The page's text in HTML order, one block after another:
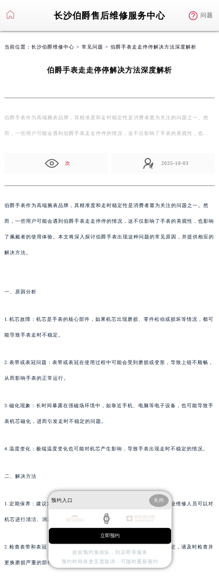
长沙伯爵售后维修服务中心 问题
当前位置： 长沙伯爵维修中心 > 常见问题 > 伯爵手表走走停停解决方法深度解析
伯爵手表走走停停解决方法深度解析
伯爵手表作为高端腕表品牌，其精准度和走时稳定性是消费者最为关注的问题之一。然
而，一些用户可能会遇到伯爵手表走走停停的情况，这不仅影响了手表的美观性，也…
次 2025-10-03
伯爵手表作为高端腕表品牌，其精准度和走时稳定性是消费者最为关注的问题之一。然
而，一些用户可能会遇到伯爵手表走走停停的情况，这不仅影响了手表的美观性，也影响
了佩戴者的使用体验。本文将深入探讨伯爵手表出现这种问题的常见原因，并提供相应的
解决方法。
一、原因分析
1.机芯故障：机芯是手表的核心部件，如果机芯出现磨损、零件松动或损坏等情况，都可
能导致手表走时不稳定。
2.表带或表冠问题：表带或表冠在使用过程中可能会受到磨损或变形，导致上链不顺畅，
从而影响手表的正常运行。
3.磁化现象：长时间暴露在强磁场环境中，如靠近手机、电脑等电子设备，也可能导致手
表机芯磁化，进而引发走时不稳定的问题。
4.温度变化：极端温度变化也可能对机芯产生影响，导致手表出现走时不稳定的情况。
二、解决方法
1.定期保养：建议定期将伯爵手表送到专业维修点进行保养和检查。专业维修人员可以对
机芯进行清洁、润滑和调整，确保其正常运行。
2.检查表带和表冠：如果怀疑是表带或表冠的问题导致的手表走时不稳定，请及时检查并
更换磨损严重的部件。
预约入口 关闭
立即预约
提前预约免排队，到店即享服务
预约时间有变无需取消，可随时重新预约